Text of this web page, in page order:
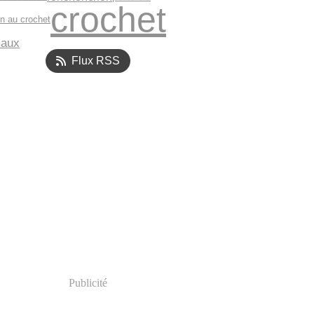
au crochetcrochet
Flux RSS
Publicité